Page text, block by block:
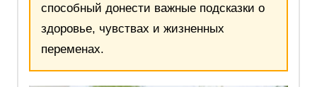
способный донести важные подсказки о
здоровье, чувствах и жизненных
переменах.